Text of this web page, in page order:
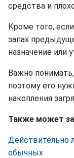
средства и
Кроме того,
запах
назначение или
Важно
поэтому его
накопления
Также может
Действительно
обычных